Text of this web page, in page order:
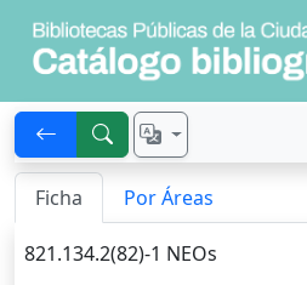
Ficha Por Áreas
821.134.2(82)-1 NEOs